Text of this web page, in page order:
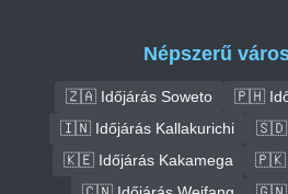
Népszerű
🇿🇦 Időjárás Soweto
🇵🇭
🇮🇳 Időjárás Kallakurichi
🇸🇩
🇰🇪 Időjárás Kakamega
🇵🇰